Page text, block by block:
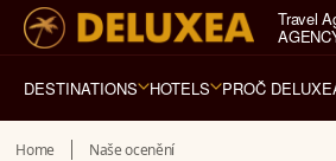
Travel
DESTINATIONS HOTELS PROČ
Home Naše ocenění